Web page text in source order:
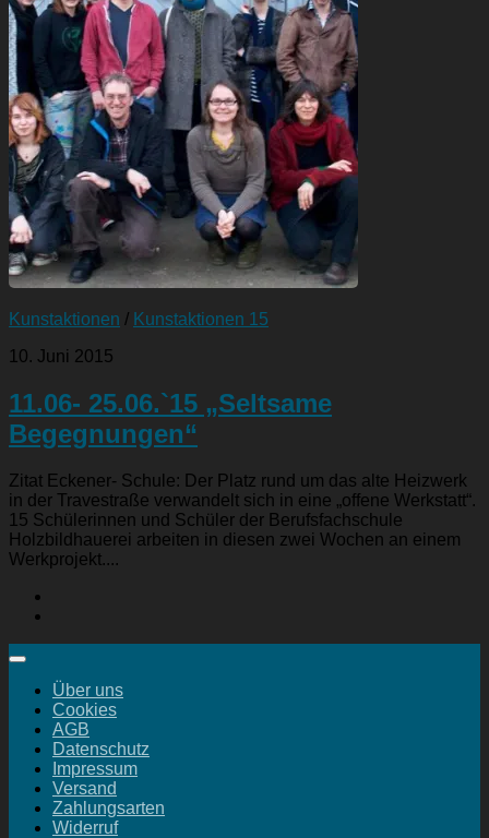
Kunstaktionen / Kunstaktionen 15
10. Juni 2015
11.06- 25.06.`15 „Seltsame
Begegnungen“
Zitat Eckener- Schule: Der Platz rund um das alte Heizwerk
in der Travestraße verwandelt sich in eine „offene Werkstatt“.
15 Schülerinnen und Schüler der Berufsfachschule
Holzbildhauerei arbeiten in diesen zwei Wochen an einem
Werkprojekt....
Über uns
Cookies
AGB
Datenschutz
Impressum
Versand
Zahlungsarten
Widerruf